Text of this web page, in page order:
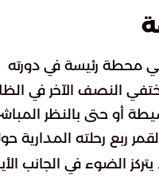
محطة رئيسة في دورته
النصف الآخر في
أو حتى بالنظر
ربع رحلته المدارية
الضوء في الجانب